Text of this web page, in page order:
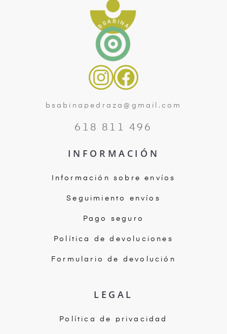
bsabinapedraza@gmail.com
618 811 496
INFORMACIÓN
Información sobre envíos
Seguimiento envíos
Pago seguro
Política de devoluciones
Formulario de devolución
LEGAL
Política de privacidad